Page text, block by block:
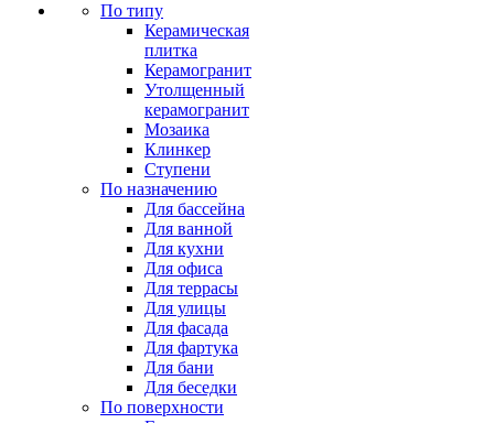
По типу
Керамическая
плитка
Керамогранит
Утолщенный
керамогранит
Мозаика
Клинкер
Ступени
По назначению
Для бассейна
Для ванной
Для кухни
Для офиса
Для террасы
Для улицы
Для фасада
Для фартука
Для бани
Для беседки
По поверхности